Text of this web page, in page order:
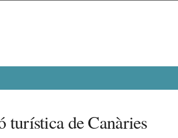
turística de Canàries